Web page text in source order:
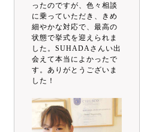
ったのですが、色々相談
に乗っていただき、きめ
細やかな対応で、最高の
状態で挙式を迎えられま
した。SUHADAさんい出
会えて本当によかったで
す。ありがとうございま
した！